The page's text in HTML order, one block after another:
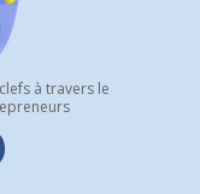
à travers le